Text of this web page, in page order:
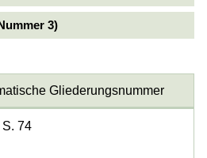
3)
Gliederungsnummer
S. 74